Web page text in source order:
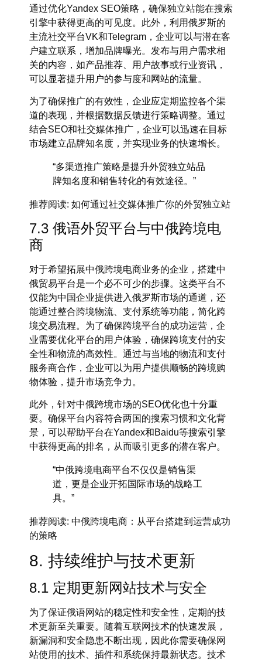
通过优化Yandex SEO策略 ，确保独立站能在搜索
引擎中获得更高的可见度。此外，利用俄罗斯的
主流社交平台VK和Telegram ，企业可以与潜在客
户建立联系，增加品牌曝光。发布与用户需求相
关的内容，如产品推荐、用户故事或行业资讯，
可以显著提升用户的参与度和网站的流量。
为了确保推广的有效性，企业应定期监控各个渠
道的表现，并根据数据反馈进行策略调整。通过
结合SEO和社交媒体推广，企业可以迅速在目标
市场建立品牌知名度，并实现业务的快速增长。
“多渠道推广策略是提升外贸独立站品
牌知名度和销售转化的有效途径。”
推荐阅读: 如何通过社交媒体推广你的外贸独立站
7.3 俄语外贸平台与中俄跨境电
商
对于希望拓展中俄跨境电商业务的企业，搭建中
俄贸易平台是一个必不可少的步骤。这类平台不
仅能为中国企业提供进入俄罗斯市场的通道，还
能通过整合跨境物流、支付系统等功能，简化跨
境交易流程。为了确保跨境平台的成功运营，企
业需要优化平台的用户体验，确保跨境支付的安
全性和物流的高效性。通过与当地的物流和支付
服务商合作，企业可以为用户提供顺畅的跨境购
物体验，提升市场竞争力。
此外，针对中俄跨境市场的SEO优化也十分重
要。确保平台内容符合两国的搜索习惯和文化背
景，可以帮助平台在Yandex和Baidu等搜索引擎
中获得更高的排名，从而吸引更多的潜在客户。
“中俄跨境电商平台不仅仅是销售渠
道，更是企业开拓国际市场的战略工
具。”
推荐阅读: 中俄跨境电商：从平台搭建到运营成功
的策略
8. 持续维护与技术更新
8.1 定期更新网站技术与安全
为了保证俄语网站的稳定性和安全性，定期的技
术更新至关重要。随着互联网技术的快速发展，
新漏洞和安全隐患不断出现，因此你需要确保网
站使用的技术、插件和系统保持最新状态。 技术